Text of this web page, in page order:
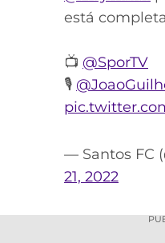
está
📺 @SporTV
🎙
— Santos FC
21, 2022